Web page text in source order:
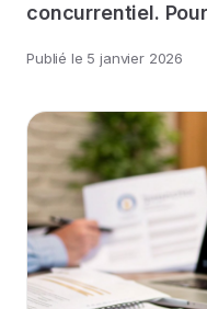
concurrentiel.
Publié le 5 janvier 2026